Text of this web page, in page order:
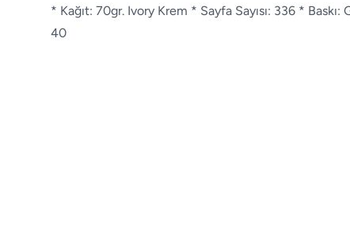
* Kağıt: 70gr. Ivory Krem * Sayfa Sayısı: 336 *
40